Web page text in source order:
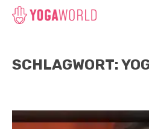
SCHLAGWORT: